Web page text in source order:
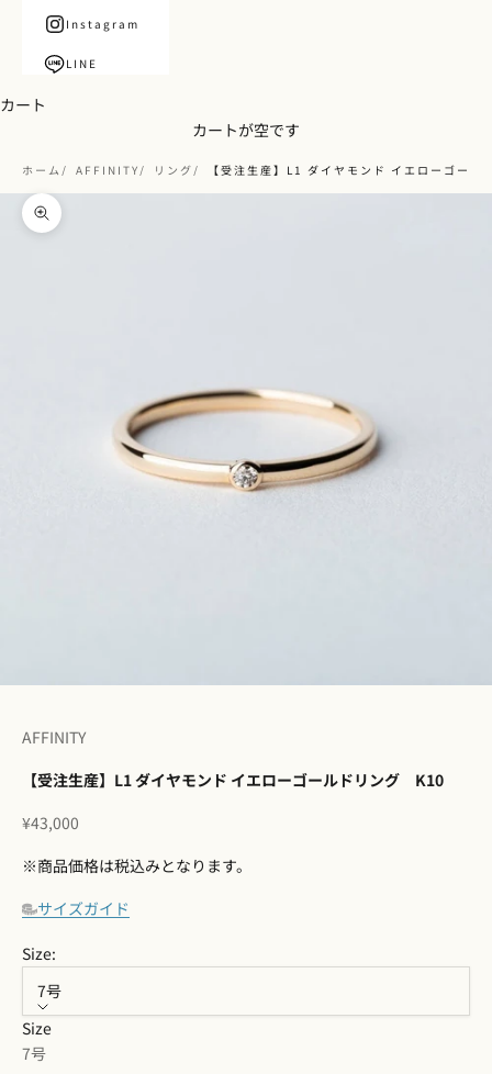
Instagram
LINE
カート
カートが空です
ホーム AFFINITY リング 【受注生産】L1 ダイヤモンド イエローゴー
ズームイン
AFFINITY
【受注生産】L1 ダイヤモンド イエローゴールドリング K10
セール価格
¥43,000
※商品価格は税込みとなります。
サイズガイド
Size:
7号
Size
7号